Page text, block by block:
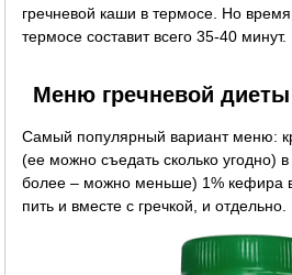
гречневой каши в термосе. Но
термосе составит всего 35-40 минут.
Меню гречневой диеты
Самый популярный вариант меню:
(ее можно съедать сколько угодно)
более – можно меньше) 1% кефира
пить и вместе с гречкой, и отдельно.